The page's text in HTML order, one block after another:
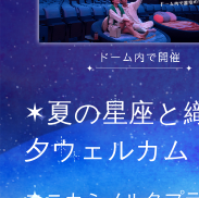
✶夏の星座と
夕ウェルカム